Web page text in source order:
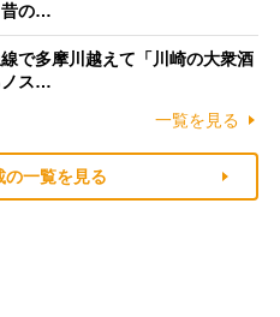
昔の…
で多摩川越えて「川崎の大衆酒
ノス…
一覧を見る
の一覧を見る